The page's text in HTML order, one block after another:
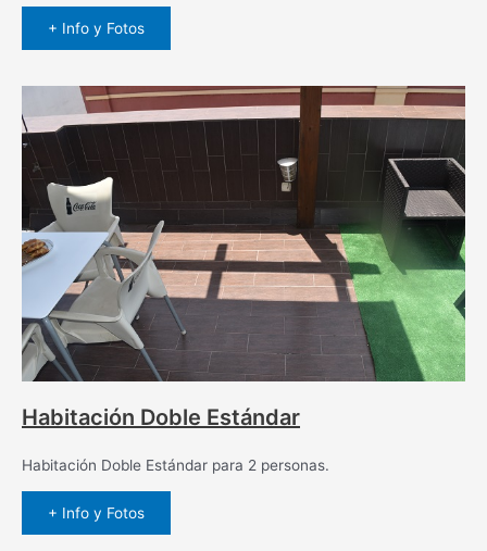
+ Info y Fotos
Habitación Doble Estándar
Habitación Doble Estándar para 2 personas.
+ Info y Fotos